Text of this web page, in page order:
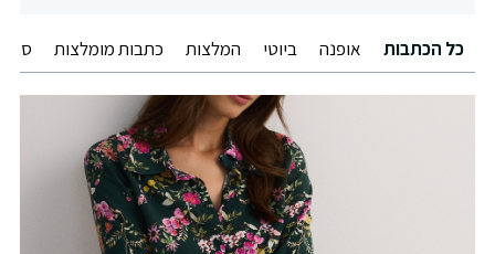
כל הכתבות אופנה ביוטי המלצות כתבות מומלצות